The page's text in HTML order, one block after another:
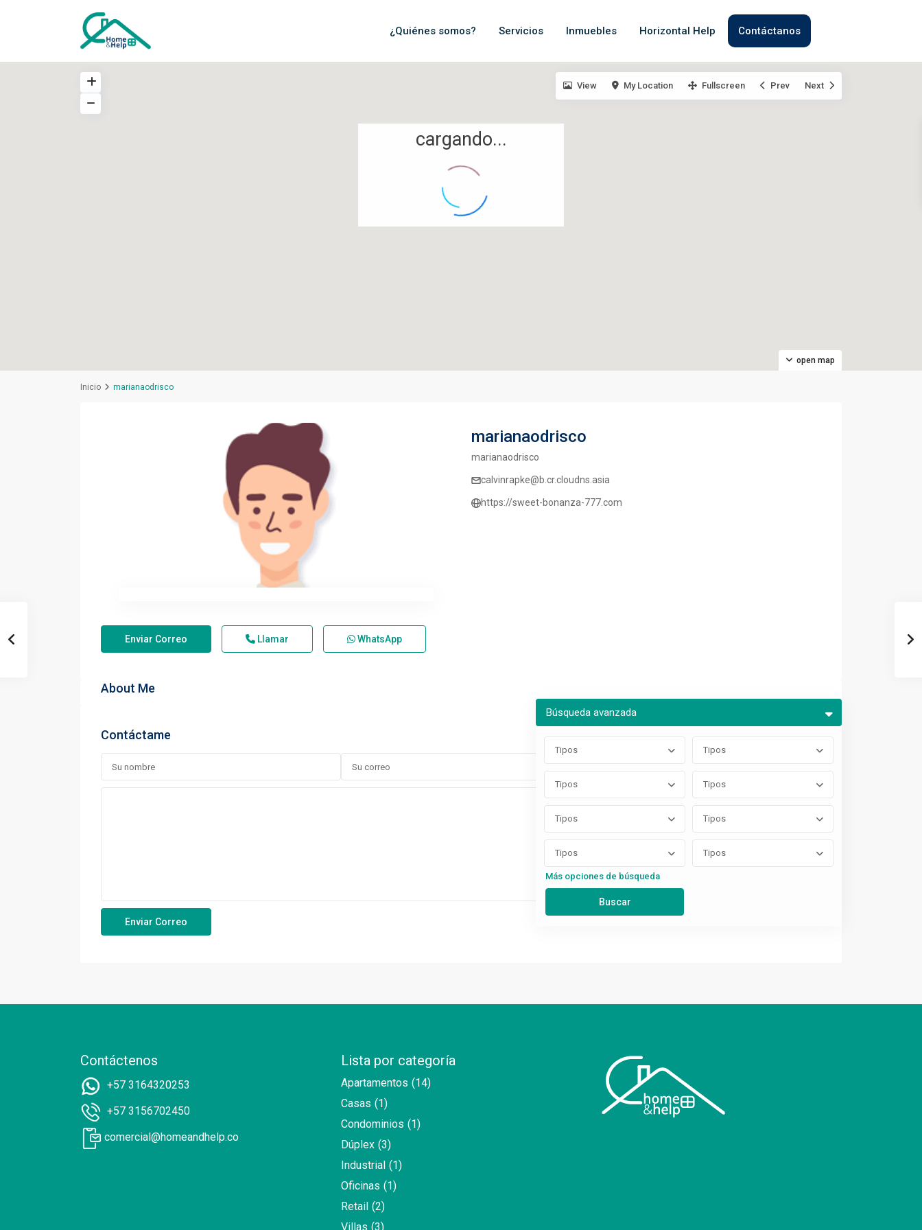
¿Quiénes somos? Servicios Inmuebles Horizontal Help Contáctanos
cargando...
open map
View My Location Fullscreen Prev Next
Búsqueda avanzada
Tipos Tipos
Tipos Tipos
Tipos Tipos
Tipos Tipos
Más opciones de búsqueda
Inicio marianaodrisco
marianaodrisco
marianaodrisco
calvinrapke@b.cr.cloudns.asia
https://sweet-bonanza-777.com
Enviar Correo Llamar WhatsApp
About Me
Contáctame
Contáctenos
+57 3164320253
+57 3156702450
comercial@homeandhelp.co
Lista por categoría
Apartamentos (14)
Casas (1)
Condominios (1)
Dúplex (3)
Industrial (1)
Oficinas (1)
Retail (2)
Villas (3)